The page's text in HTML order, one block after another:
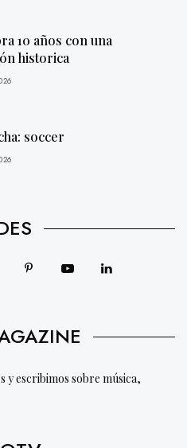
10 años con una
historica
soccer
y escribimos sobre música,